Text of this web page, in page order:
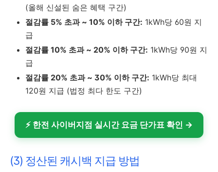
(올해 신설된 숨은 혜택 구간)
절감률 5% 초과 ~ 10% 이하 구간: 1kWh당 60원 지
급
절감률 10% 초과 ~ 20% 이하 구간: 1kWh당 90원 지
급
절감률 20% 초과 ~ 30% 이하 구간: 1kWh당 최대
120원 지급 (법정 최다 한도 구간)
⚡ 한전 사이버지점 실시간 요금 단가표 확인 →
(3) 정산된 캐시백 지급 방법